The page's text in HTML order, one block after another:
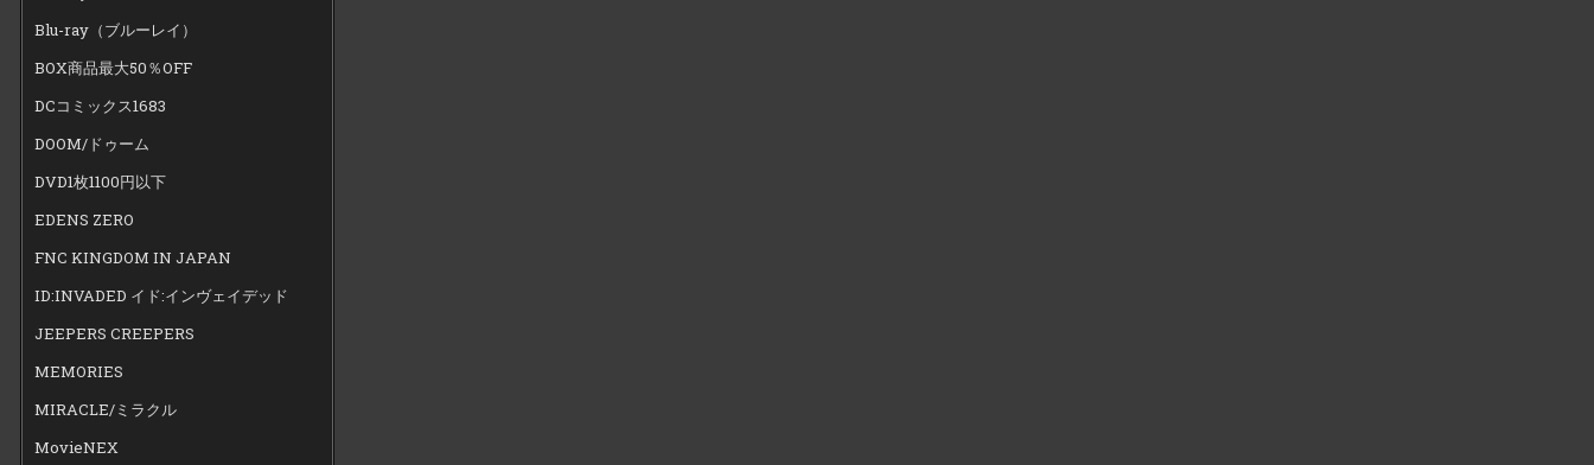
Blu-ray（ブルーレイ）
BOX商品最大50％OFF
DCコミックス1683
DOOM/ドゥーム
DVD1枚1100円以下
EDENS ZERO
FNC KINGDOM IN JAPAN
ID:INVADED イド:インヴェイデッド
JEEPERS CREEPERS
MEMORIES
MIRACLE/ミラクル
MovieNEX